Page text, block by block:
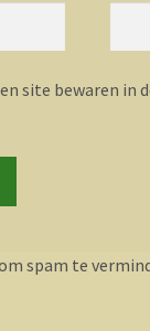
site bewaren in
spam te